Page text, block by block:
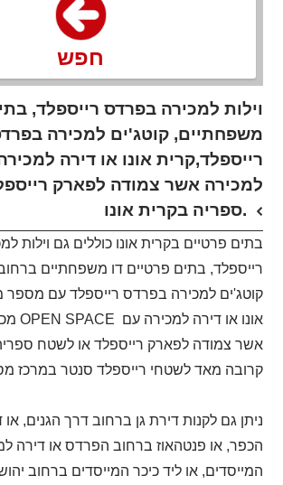
חפש
וילות למכירה בפרדס רייספלד,
משפחתיים, קוטג'ים למכירה
רייספלד,קרית אונו או דירה
למכירה אשר צמודה לפארק
ספריה בקרית אונו.
בתים פרטיים בקרית אונו כוללים גם וילות
רייספלד, בתים פרטיים דו משפחתיים
קוטג'ים למכירה בפרדס רייספלד עם מספר
אונו או דירה למכירה עם OPEN SPACE
אשר צמודה לפארק רייספלד או לשטח ספריה
קרובה מאד לשטחי רייספלד סנטר במרכז
ניתן גם לקנות דירת גן ברחוב דרך הגנים,
הכפר, או פנטהאוז ברחוב הפרדס או דירה
המייסדים, או ליד כיכר המייסדים ברחוב